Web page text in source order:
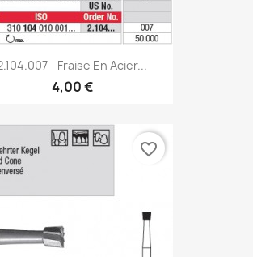
- Fraise En Acier...
4,00 €
favorite_border